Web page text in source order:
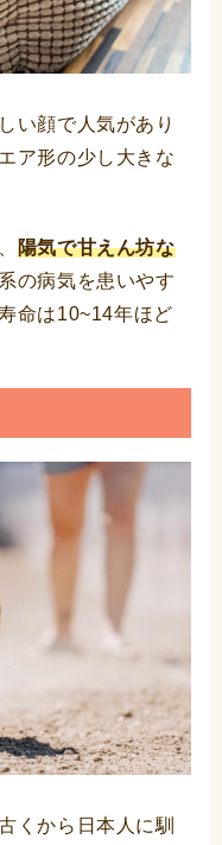
い顔で人気があり
ア形の少し大きな
陽気で甘えん坊な
の病気を患いやす
命は10~14年ほど
くから日本人に馴